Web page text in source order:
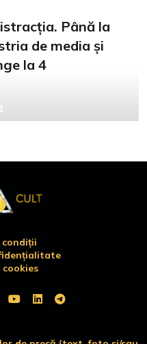
Până la
de media și
la 4
condiții